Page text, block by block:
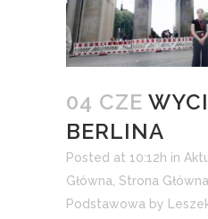
04 CZE
BERLINA
Posted at 10:12h in
Główna Strona Główna
Podstawowa by